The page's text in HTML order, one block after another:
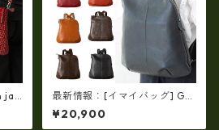
jap
ジ
最新情報：[イマイバッグ] GE
NOVA 日本製 牛革リュック レ
ザー リュック レディースリュ
¥20,900